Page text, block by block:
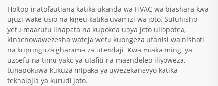
Holtop inatofautiana katika ukanda wa HVAC wa biashara kwa
ujuzi wake usio na kigeu katika uvamizi wa joto. Suluhisho
yetu maarufu linapata na kupokea upya joto uliopotea,
kinachowawezesha wateja wetu kuongeza ufanisi wa nishati
na kupunguza gharama za utendaji. Kwa miaka mingi ya
uzoefu na timu yako ya utafiti na maendeleo iliyoweza,
tunapokuwa kukuza mipaka ya uwezekanavyo katika
teknolojia ya kurudi joto.